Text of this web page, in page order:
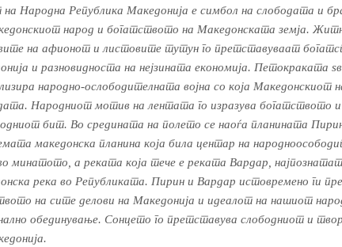
Народна Република Македонија е симбол на слободата и
народ и богатството на Македонската земја.
на афионот и листовите тутун го претставуваат
и разновидноста на нејзината економија. Петокраката
народно-ослободителната војна со која Македонскиот
Народниот мотив на лентата го изразува богатството
бит. Во средината на полето се наоѓа планината
македонска планина која била центар на
минатото, а реката која тече е реката Вардар,
река во Републиката. Пирин и Вардар истовремено ги
на сите делови на Македонија и идеалот на нашиот
обединување. Сонцето го претставува слободниот и